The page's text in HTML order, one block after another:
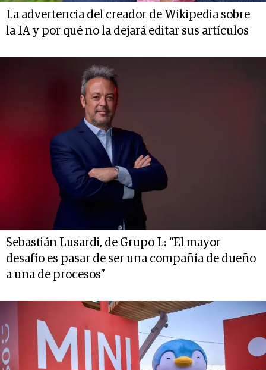
La advertencia del creador de Wikipedia sobre
la IA y por qué no la dejará editar sus artículos
Sebastián Lusardi, de Grupo L: “El mayor
desafío es pasar de ser una compañía de dueño
a una de procesos”